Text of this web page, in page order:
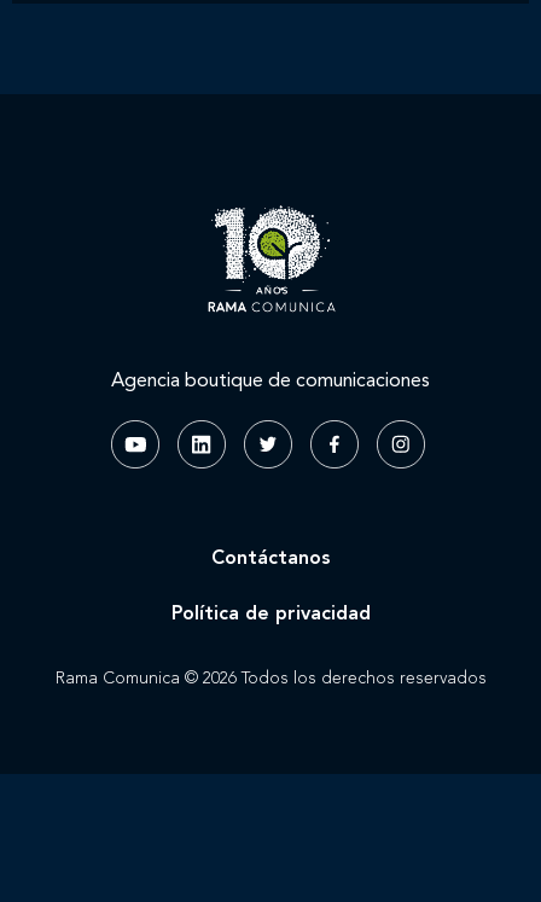
Agencia boutique de comunicaciones
Rama Comunica © 2026 Todos los derechos reservados
Contáctanos
Política de privacidad